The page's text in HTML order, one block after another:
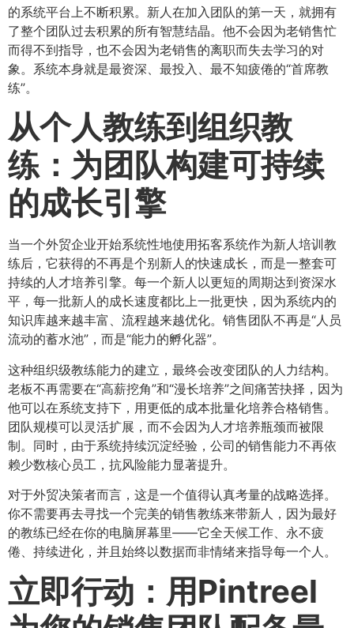
的系统平台上不断积累。新人在加入团队的第一天，就拥有
了整个团队过去积累的所有智慧结晶。他不会因为老销售忙
而得不到指导，也不会因为老销售的离职而失去学习的对
象。系统本身就是最资深、最投入、最不知疲倦的“首席教
练”。
从个人教练到组织教
练：为团队构建可持续
的成长引擎
当一个外贸企业开始系统性地使用拓客系统作为新人培训教
练后，它获得的不再是个别新人的快速成长，而是一整套可
持续的人才培养引擎。每一个新人以更短的周期达到资深水
平，每一批新人的成长速度都比上一批更快，因为系统内的
知识库越来越丰富、流程越来越优化。销售团队不再是“人员
流动的蓄水池”，而是“能力的孵化器”。
这种组织级教练能力的建立，最终会改变团队的人力结构。
老板不再需要在“高薪挖角”和“漫长培养”之间痛苦抉择，因为
他可以在系统支持下，用更低的成本批量化培养合格销售。
团队规模可以灵活扩展，而不会因为人才培养瓶颈而被限
制。同时，由于系统持续沉淀经验，公司的销售能力不再依
赖少数核心员工，抗风险能力显著提升。
对于外贸决策者而言，这是一个值得认真考量的战略选择。
你不需要再去寻找一个完美的销售教练来带新人，因为最好
的教练已经在你的电脑屏幕里——它全天候工作、永不疲
倦、持续进化，并且始终以数据而非情绪来指导每一个人。
立即行动：用Pintreel